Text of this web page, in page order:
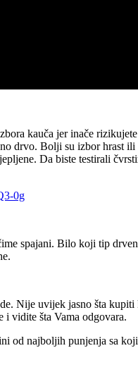
kauča jer inače
drvo. Bolji su izbor hrast
Da biste testirali
0g
spajani. Bilo koji tip
Nije uvijek jasno šta
i vidite šta Vama odgovara.
od najboljih punjenja sa